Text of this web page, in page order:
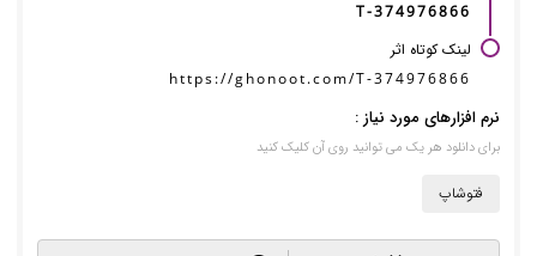
T-374976866
لینک کوتاه اثر
https://ghonoot.com/T-374976866
نرم افزارهای مورد نیاز :
برای دانلود هر یک می توانید روی آن کلیک کنید
فتوشاپ